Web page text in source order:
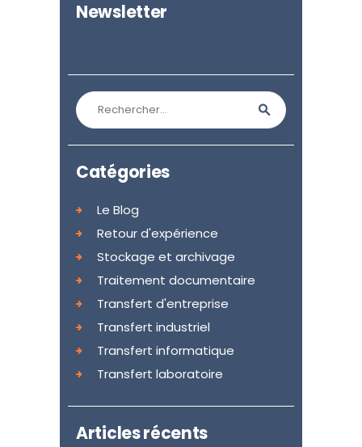
Newsletter
Rechercher :
Catégories
Le Blog
Retour d'expérience
Stockage et archivage
Traitement documentaire
Transfert d'entreprise
Transfert industriel
Transfert informatique
Transfert laboratoire
Articles récents